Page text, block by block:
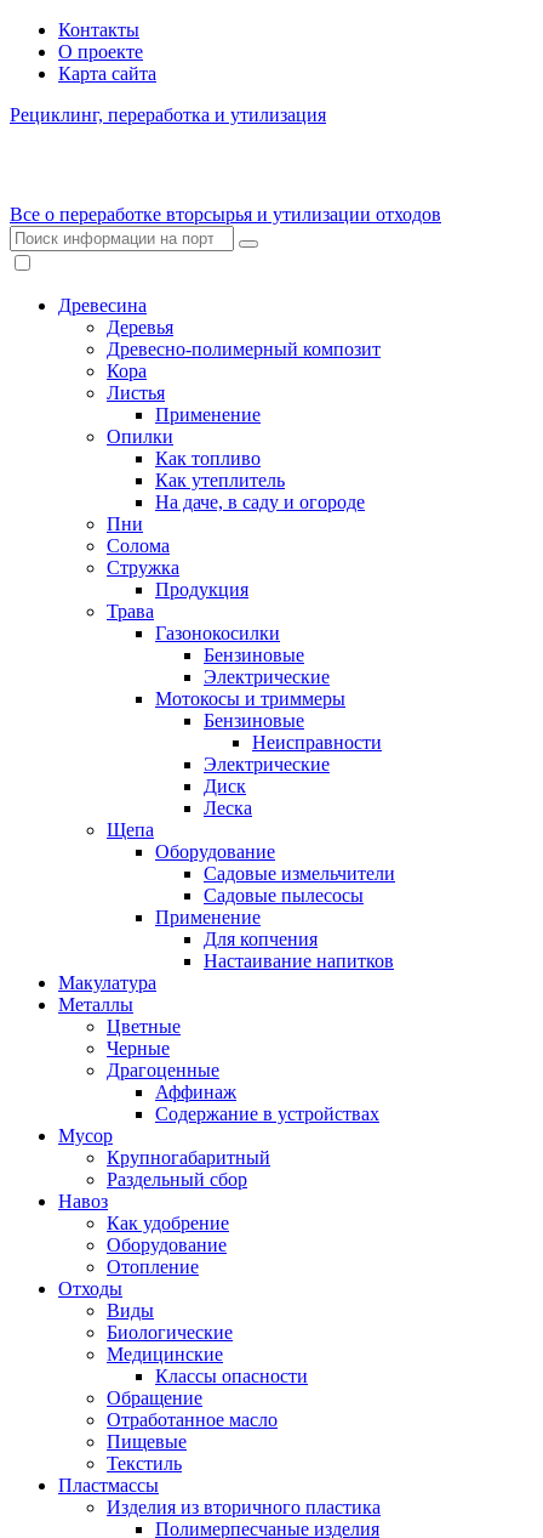
Контакты
О проекте
Карта сайта
Рециклинг, переработка и утилизация
Все о переработке вторсырья и утилизации отходов
Древесина
Деревья
Древесно-полимерный композит
Кора
Листья
Применение
Опилки
Как топливо
Как утеплитель
На даче, в саду и огороде
Пни
Солома
Стружка
Продукция
Трава
Газонокосилки
Бензиновые
Электрические
Мотокосы и триммеры
Бензиновые
Неисправности
Электрические
Диск
Леска
Щепа
Оборудование
Садовые измельчители
Садовые пылесосы
Применение
Для копчения
Настаивание напитков
Макулатура
Металлы
Цветные
Черные
Драгоценные
Аффинаж
Содержание в устройствах
Мусор
Крупногабаритный
Раздельный сбор
Навоз
Как удобрение
Оборудование
Отопление
Отходы
Виды
Биологические
Медицинские
Классы опасности
Обращение
Отработанное масло
Пищевые
Текстиль
Пластмассы
Изделия из вторичного пластика
Полимерпесчаные изделия